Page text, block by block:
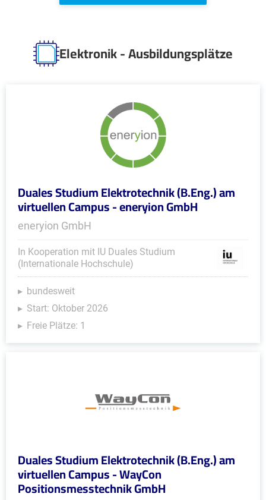
Elektronik - Ausbildungsplätze
Duales Studium Elektrotechnik (B.Eng.) am
virtuellen Campus - eneryion GmbH
eneryion GmbH
In Kooperation mit IU Duales Studium
(Internationale Hochschule)
bundesweit
Start: Oktober 2026
Freie Plätze: 1
Duales Studium Elektrotechnik (B.Eng.) am
virtuellen Campus - WayCon
Positionsmesstechnik GmbH